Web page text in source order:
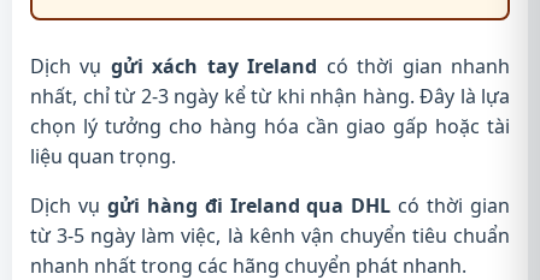
Dịch vụ gửi xách tay Ireland có thời gian nhanh
nhất, chỉ từ 2-3 ngày kể từ khi nhận hàng. Đây là lựa
chọn lý tưởng cho hàng hóa cần giao gấp hoặc tài
liệu quan trọng.
Dịch vụ gửi hàng đi Ireland qua DHL có thời gian
từ 3-5 ngày làm việc, là kênh vận chuyển tiêu chuẩn
nhanh nhất trong các hãng chuyển phát nhanh.